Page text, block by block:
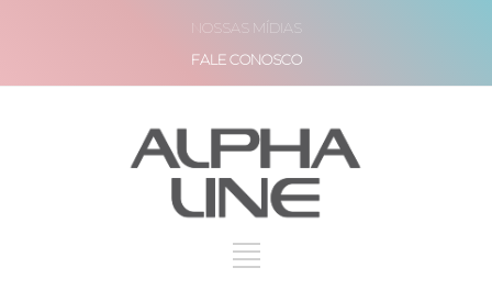
NOSSAS MÍDIAS
FALE CONOSCO